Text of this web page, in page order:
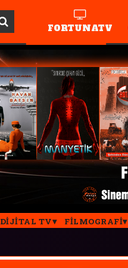
FORTUNATV
DIJITAL TV FILMOGRAFI